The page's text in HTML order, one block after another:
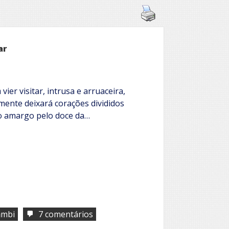
visitar, intrusa e arruaceira,
deixará corações divididos
amargo pelo doce da…
7 comentários
Quando